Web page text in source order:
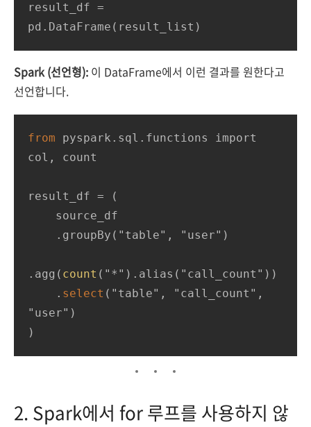
result_df =
pd.DataFrame(result_list)
Spark (선언형): 이 DataFrame에서 이런 결과를 원한다고
선언합니다.
from pyspark.sql.functions import
col, count
result_df = (
.agg( count ("*").alias("call_count"))
    .
select ("table", "call_count",
"user")
)
2. Spark에서 for 루프를 사용하지 않